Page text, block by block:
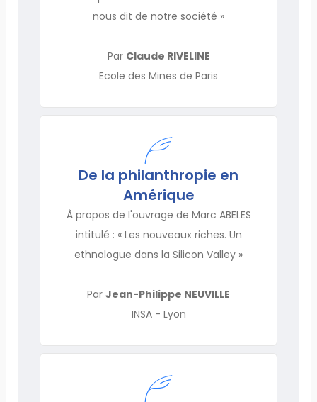
nous dit de notre société »
Par Claude RIVELINE
Ecole des Mines de Paris
De la philanthropie en
Amérique
À propos de l'ouvrage de Marc ABELES
intitulé : « Les nouveaux riches. Un
ethnologue dans la Silicon Valley »
Par Jean-Philippe NEUVILLE
INSA - Lyon